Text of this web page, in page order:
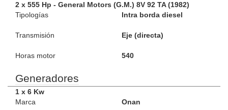
2 x 555 Hp - General Motors (G.M.) 8V 92 TA (1982)
Tipologías
Intra borda diesel
Transmisión Eje (directa)
Horas motor 540
Generadores
1 x 6 Kw
Marca
Onan